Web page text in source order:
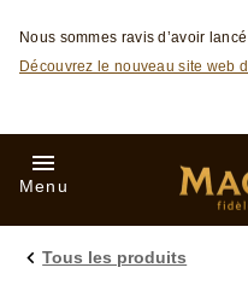
Skip to:
Nous sommes ravis d’avoir
Découvrez le nouveau site web
Menu
Tous les produits